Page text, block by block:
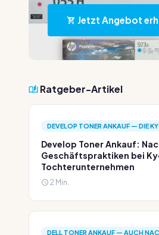
Jetzt Angebot
Ratgeber-Artikel
DEVELOP TONER ANKAUF — DIE
Develop Toner Ankauf:
Geschäftspraktiken bei
Tochterunternehmen
2 Min.
DELL TONER ANKAUF — AUCH